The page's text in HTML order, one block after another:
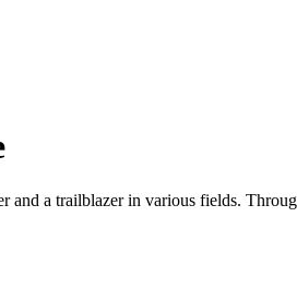
a trailblazer in various fields.